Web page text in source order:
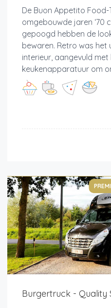
De Buon Appetito
omgebouwde jaren ‘70
gepoogd hebben de
bewaren. Retro was
interieur, aangevuld
keukenapparatuur om
Burgertruck - Quality